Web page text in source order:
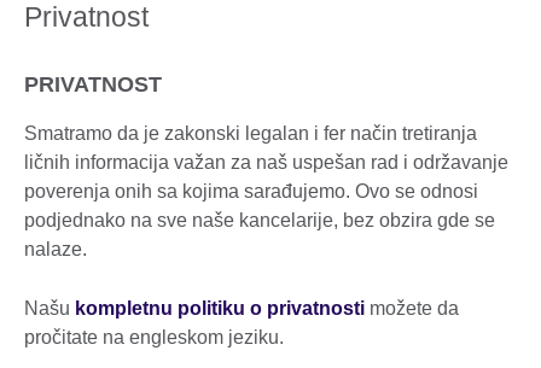
Privatnost
PRIVATNOST
Smatramo da je zakonski legalan i fer način tretiranja
ličnih informacija važan za naš uspešan rad i održavanje
poverenja onih sa kojima sarađujemo. Ovo se odnosi
podjednako na sve naše kancelarije, bez obzira gde se
nalaze.
Našu kompletnu politiku o privatnosti možete da
pročitate na engleskom jeziku.